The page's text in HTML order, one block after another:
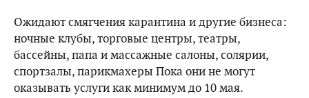
Ожидают смягчения карантина и другие бизнеса:
ночные клубы, торговые центры, театры,
бассейны, папа и массажные салоны, солярии,
спортзалы, парикмахеры Пока они не могут
оказывать услуги как минимум до 10 мая.